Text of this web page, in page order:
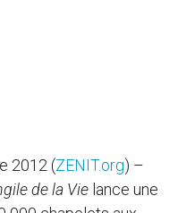
2012 (ZENIT.org) –
de la Vie lance une